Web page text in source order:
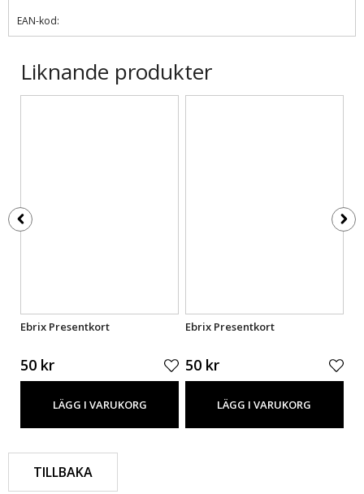
EAN-kod:
Liknande produkter
Ebrix Presentkort
50 kr
LÄGG I VARUKORG
Ebrix Presentkort
50 kr
LÄGG I VARUKORG
TILLBAKA